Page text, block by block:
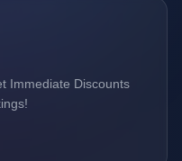
Immediate Discounts